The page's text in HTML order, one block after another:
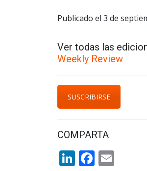
Publicado el 3 de
Ver todas las
Weekly Review
SUSCRIBIRSE
COMPARTA
LinkedIn